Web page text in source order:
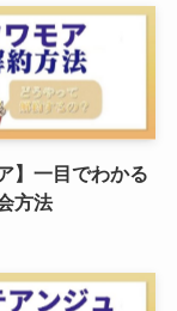
】一目でわかる
方法